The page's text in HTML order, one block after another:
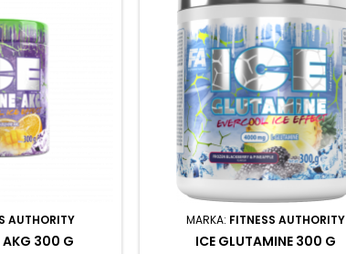
AUTHORITY
AKG 300 G
MARKA: FITNESS AUTHORITY
ICE GLUTAMINE 300 G